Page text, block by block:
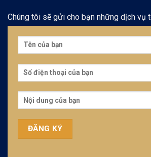
Chúng tôi sẽ gửi cho bạn những dịch vụ